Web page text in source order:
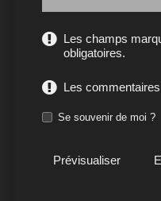
Les champs
obligatoires.
Les
Se souvenir de moi ?